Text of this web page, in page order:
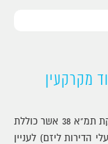
מקרקעין
סעיף 49לב1 לחוק מיסוי מקרקעין, קובע כי בעסקת תמ"א 38 אשר כוללת
הדירות ליזם) לעניין